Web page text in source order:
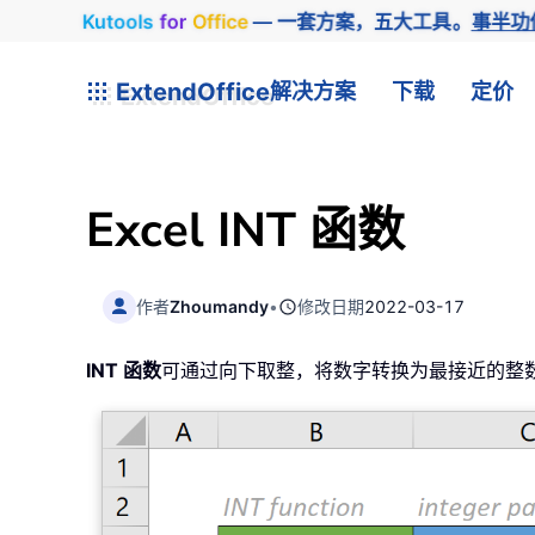
Kutools for Office— 一套方案，五大工具。事半
ExtendOffice解决方案 下载 定价
Excel INT 函数
作者Zhoumandy• 修改日期2022-03-17
INT 函数可通过向下取整，将数字转换为最接近的整